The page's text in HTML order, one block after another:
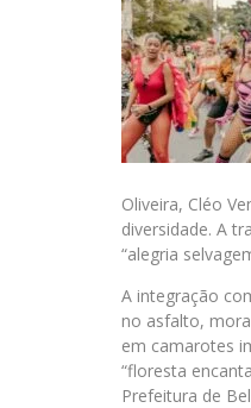
Oliveira, Cléo
diversidade. A
“alegria
A integração
no asfalto,
em camarotes
“floresta
Prefeitura de